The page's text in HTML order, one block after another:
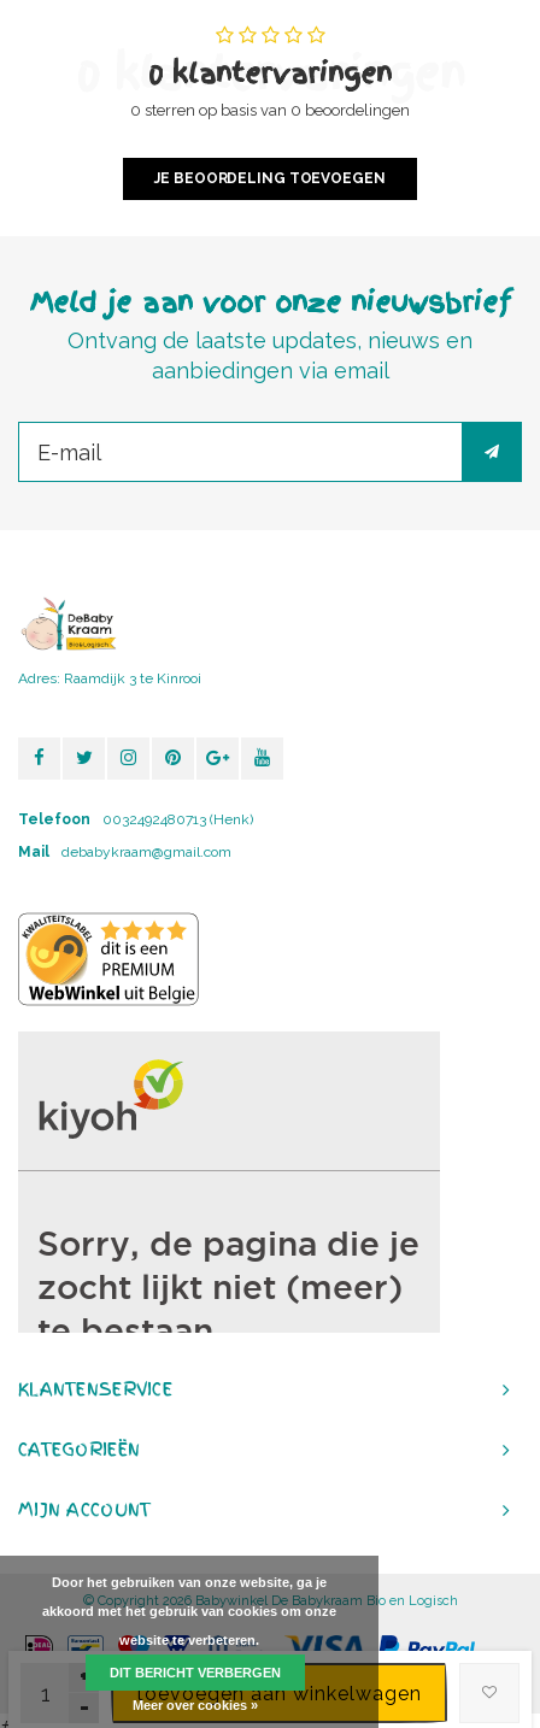
+
-
toevoegen aan winkelwagen
0 klantervaringen
0 klantervaringen
0 sterren op basis van 0 beoordelingen
JE BEOORDELING TOEVOEGEN
Meld je aan voor onze nieuwsbrief
Ontvang de laatste updates, nieuws en
aanbiedingen via email
Adres: Raamdijk 3 te Kinrooi
Telefoon
0032492480713 (Henk)
Mail
debabykraam@gmail.com
KLANTENSERVICE
CATEGORIEËN
MIJN ACCOUNT
© Copyright 2026 Babywinkel De Babykraam Bio en Logisch
Door het gebruiken van onze website, ga je
akkoord met het gebruik van cookies om onze
website te verbeteren.
DIT BERICHT VERBERGEN
Meer over cookies »